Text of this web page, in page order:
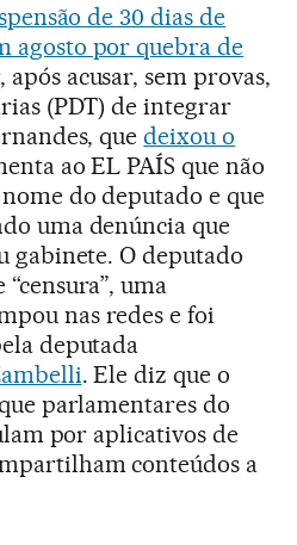
de 30 dias de
agosto por quebra de
, após acusar, sem provas,
(PDT) de integrar
quedeixou o
ao EL PAÍS que não
do deputado e que
uma denúncia que
gabinete. O deputado
uma
nas redes e foi
deputada
. Ele diz que o
parlamentares do
por aplicativos de
conteúdos a